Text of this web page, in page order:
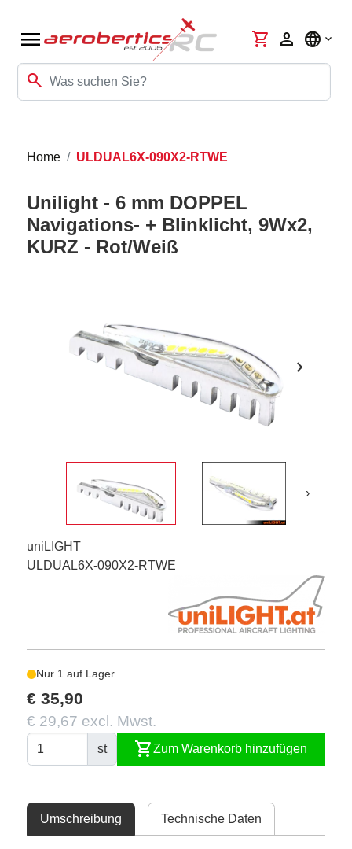
menu
search
shopping_cart person language
Home ULDUAL6X-090X2-RTWE
Unilight - 6 mm DOPPEL
Navigations- + Blinklicht, 9Wx2,
KURZ - Rot/Weiß
chevron_right
›
uniLIGHT
ULDUAL6X-090X2-RTWE
Nur 1 auf Lager
€ 35,90
€ 29,67 excl. Mwst.
st shopping_cartZum Warenkorb hinzufügen
Umschreibung Technische Daten